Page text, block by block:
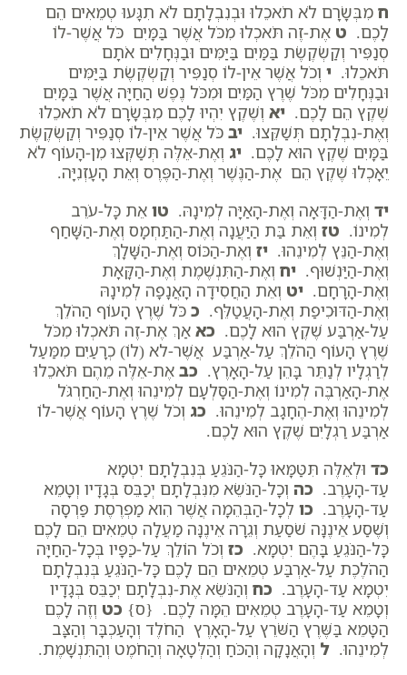
ח מִבְּשָׂרָם לֹא תֹאכֵלוּ וּבְנִבְלָתָם לֹא תִגָּעוּ טְמֵאִים הֵם
לָכֶם. ט אֶת-זֶה תֹּאכְלוּ מִכֹּל אֲשֶׁר בַּמָּיִם כֹּל אֲשֶׁר-לוֹ
סְנַפִּיר וְקַשְׂקֶשֶׂת בַּמַּיִם בַּיַּמִּים וּבַנְּחָלִים אֹתָם
תֹּאכֵלוּ. י וְכֹל אֲשֶׁר אֵין-לוֹ סְנַפִּיר וְקַשְׂקֶשֶׂת בַּיַּמִּים
וּבַנְּחָלִים מִכֹּל שֶׁרֶץ הַמַּיִם וּמִכֹּל נֶפֶשׁ הַחַיָּה אֲשֶׁר בַּמָּיִם
שֶׁקֶץ הֵם לָכֶם. יא וְשֶׁקֶץ יִהְיוּ לָכֶם מִבְּשָׂרָם לֹא תֹאכֵלוּ
וְאֶת-נִבְלָתָם תְּשַׁקֵּצוּ. יב כֹּל אֲשֶׁר אֵין-לוֹ סְנַפִּיר וְקַשְׂקֶשֶׂת
בַּמָּיִם שֶׁקֶץ הוּא לָכֶם. יג וְאֶת-אֵלֶּה תְּשַׁקְּצוּ מִן-הָעוֹף לֹא
יֵאָכְלוּ שֶׁקֶץ הֵם אֶת-הַנֶּשֶׁר וְאֶת-הַפֶּרֶס וְאֵת הָעָזְנִיָּה.
יד וְאֶת-הַדָּאָה וְאֶת-הָאַיָּה לְמִינָהּ. טו אֵת כָּל-עֹרֵב
לְמִינוֹ. טז וְאֵת בַּת הַיַּעֲנָה וְאֶת-הַתַּחְמָס וְאֶת-הַשָּׁחַף
וְאֶת-הַנֵּץ לְמִינֵהוּ. יז וְאֶת-הַכּוֹס וְאֶת-הַשָּׁלָךְ
וְאֶת-הַיַּנְשׁוּף. יח וְאֶת-הַתִּנְשֶׁמֶת וְאֶת-הַקָּאָת
וְאֶת-הָרָחָם. יט וְאֵת הַחֲסִידָה הָאֲנָפָה לְמִינָהּ
וְאֶת-הַדּוּכִיפַת וְאֶת-הָעֲטַלֵּף. כ כֹּל שֶׁרֶץ הָעוֹף הַהֹלֵךְ
עַל-אַרְבַּע שֶׁקֶץ הוּא לָכֶם. כא אַךְ אֶת-זֶה תֹּאכְלוּ מִכֹּל
שֶׁרֶץ הָעוֹף הַהֹלֵךְ עַל-אַרְבַּע אֲשֶׁר-לא (לוֹ) כְרָעַיִם מִמַּעַל
לְרַגְלָיו לְנַתֵּר בָּהֵן עַל-הָאָרֶץ. כב אֶת-אֵלֶּה מֵהֶם תֹּאכֵלוּ
אֶת-הָאַרְבֶּה לְמִינוֹ וְאֶת-הַסָּלְעָם לְמִינֵהוּ וְאֶת-הַחַרְגֹּל
לְמִינֵהוּ וְאֶת-הֶחָגָב לְמִינֵהוּ. כג וְכֹל שֶׁרֶץ הָעוֹף אֲשֶׁר-לוֹ
אַרְבַּע רַגְלָיִם שֶׁקֶץ הוּא לָכֶם.
כד וּלְאֵלֶּה תִּטַּמָּאוּ כָּל-הַנֹּגֵעַ בְּנִבְלָתָם יִטְמָא
עַד-הָעָרֶב. כה וְכָל-הַנֹּשֵׂא מִנִּבְלָתָם יְכַבֵּס בְּגָדָיו וְטָמֵא
עַד-הָעָרֶב. כו לְכָל-הַבְּהֵמָה אֲשֶׁר הִוא מַפְרֶסֶת פַּרְסָה
וְשֶׁסַע אֵינֶנָּה שֹׁסַעַת וְגֵרָה אֵינֶנָּה מַעֲלָה טְמֵאִים הֵם לָכֶם
כָּל-הַנֹּגֵעַ בָּהֶם יִטְמָא. כז וְכֹל הוֹלֵךְ עַל-כַּפָּיו בְּכָל-הַחַיָּה
הַהֹלֶכֶת עַל-אַרְבַּע טְמֵאִים הֵם לָכֶם כָּל-הַנֹּגֵעַ בְּנִבְלָתָם
יִטְמָא עַד-הָעָרֶב. כח וְהַנֹּשֵׂא אֶת-נִבְלָתָם יְכַבֵּס בְּגָדָיו
וְטָמֵא עַד-הָעָרֶב טְמֵאִים הֵמָּה לָכֶם. {ס} כט וְזֶה לָכֶם
הַטָּמֵא בַּשֶּׁרֶץ הַשֹּׁרֵץ עַל-הָאָרֶץ הַחֹלֶד וְהָעַכְבָּר וְהַצָּב
לְמִינֵהוּ. ל וְהָאֲנָקָה וְהַכֹּחַ וְהַלְּטָאָה וְהַחֹמֶט וְהַתִּנְשָׁמֶת.